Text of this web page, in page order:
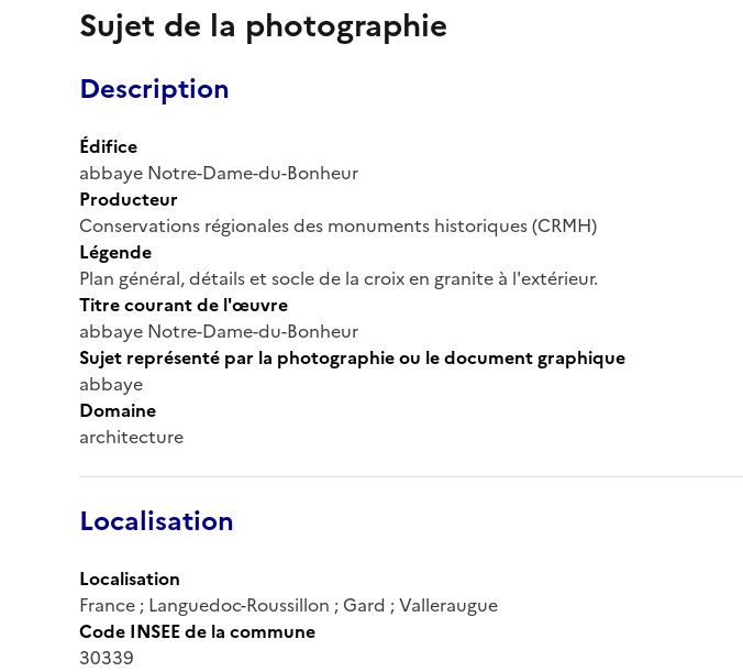
Sujet de la photographie
Description
Édifice
abbaye Notre-Dame-du-Bonheur
Producteur
Conservations régionales des monuments historiques (CRMH)
Légende
Plan général, détails et socle de la croix en granite à l'extérieur.
Titre courant de l'œuvre
abbaye Notre-Dame-du-Bonheur
Sujet représenté par la photographie ou le document graphique
abbaye
Domaine
architecture
Localisation
Localisation
France ; Languedoc-Roussillon ; Gard ; Valleraugue
Code INSEE de la commune
30339